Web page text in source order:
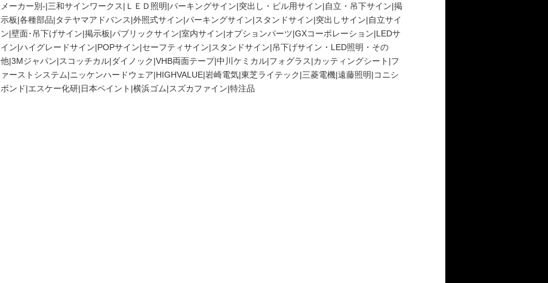
メーカー別-|三和サインワークス| ＬＥＤ照明|パーキングサイン|突出し・ビル用サイン|自立・吊下サイン|掲
示板|各種部品|タテヤマアドバンス|外照式サイン|パーキングサイン|スタンドサイン|突出しサイン|自立サイ
ン|壁面･吊下げサイン|掲示板|パブリックサイン|室内サイン|オプションパーツ|GXコーポレーション|LEDサ
イン|ハイグレードサイン|POPサイン|セーフティサイン|スタンドサイン|吊下げサイン・LED照明・その
他|3Mジャパン|スコッチカル|ダイノック|VHB両面テープ|中川ケミカル|フォグラス|カッティングシート|フ
ァーストシステム|ニッケンハードウェア|HIGHVALUE|岩崎電気|東芝ライテック|三菱電機|遠藤照明|コニシ
ボンド|エスケー化研|日本ペイント|横浜ゴム|スズカファイン|特注品